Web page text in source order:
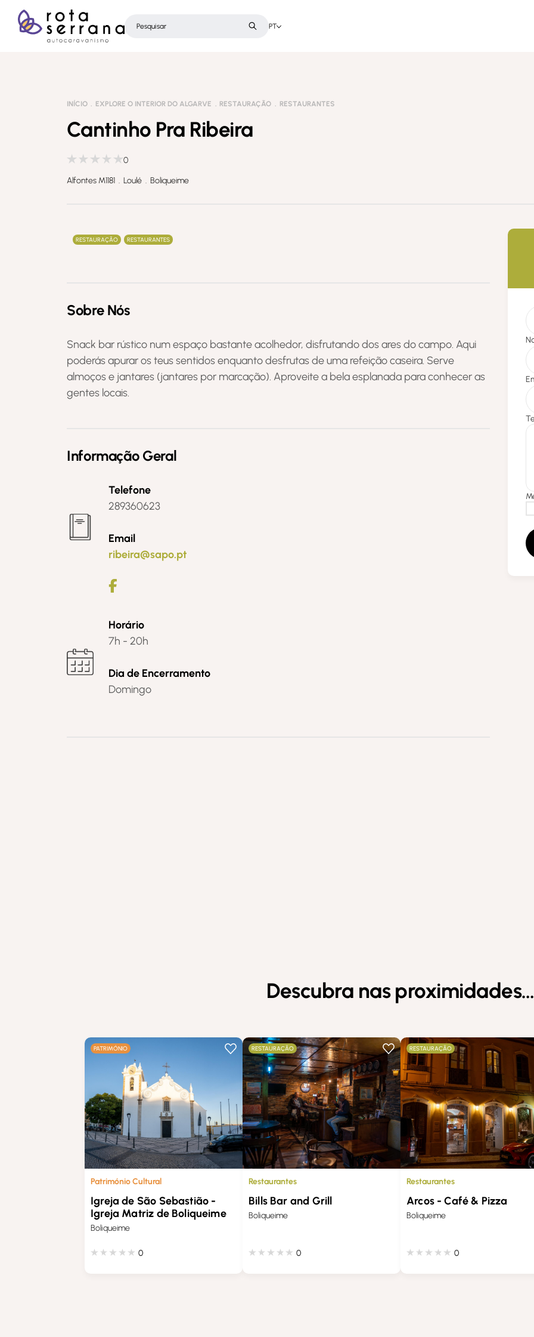
PT
INÍCIO EXPLORE O INTERIOR DO ALGARVE RESTAURAÇÃO RESTAURANTES
Cantinho Pra Ribeira
0
Alfontes M1181 . Loulé . Boliqueime
RESTAURAÇÃO RESTAURANTES
Sobre Nós
Snack bar rústico num espaço bastante acolhedor, disfrutando dos ares do campo. Aqui
poderás apurar os teus sentidos enquanto desfrutas de uma refeição caseira. Serve
almoços e jantares (jantares por marcação). Aproveite a bela esplanada para conhecer as
gentes locais.
Informação Geral
Telefone
289360623
Email
ribeira@sapo.pt
Horário
7h - 20h
Dia de Encerramento
Domingo
Descubra nas proximidades…
PATRIMÓNIO
Património Cultural
Igreja de São Sebastião -
Igreja Matriz de Boliqueime
Boliqueime
0
RESTAURAÇÃO
Restaurantes
Bills Bar and Grill
Boliqueime
0
RESTAURAÇÃO
Restaurantes
Arcos - Café & Pizza
Boliqueime
0